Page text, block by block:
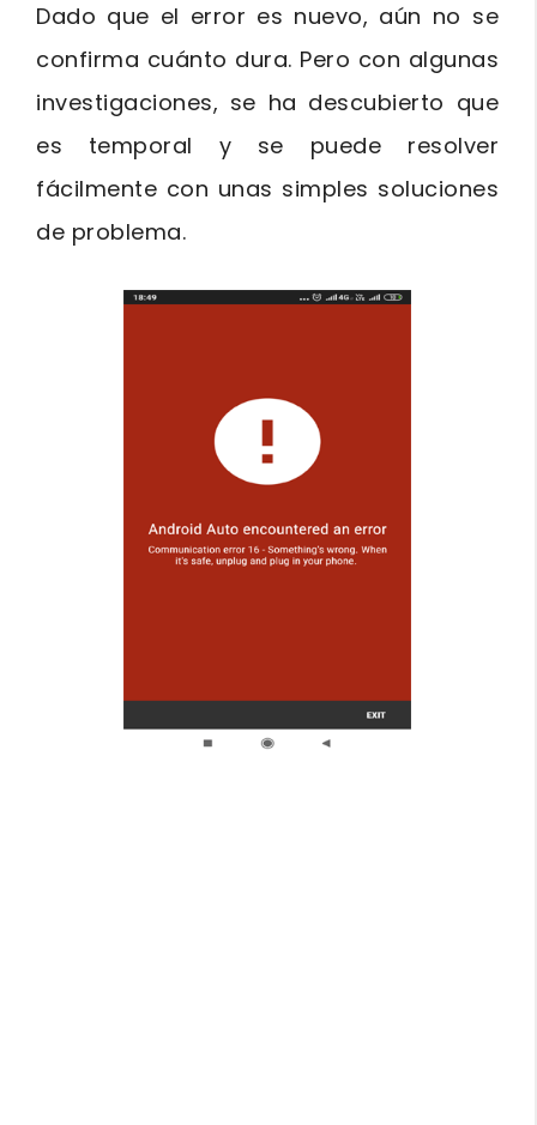
Dado que el error es nuevo, aún no se
confirma cuánto dura. Pero con algunas
investigaciones, se ha descubierto que
es temporal y se puede resolver
fácilmente con unas simples soluciones
de problema.